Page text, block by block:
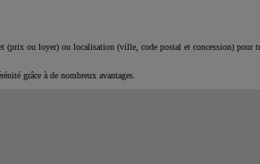
(prix ou loyer) ou localisation (ville, code postal et concession) pour
grâce à de nombreux avantages.